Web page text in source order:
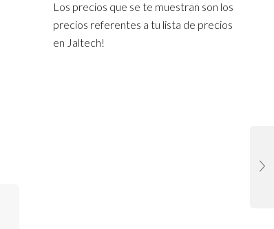
Los precios que se te muestran son los
precios referentes a tu lista de precios
en Jaltech!